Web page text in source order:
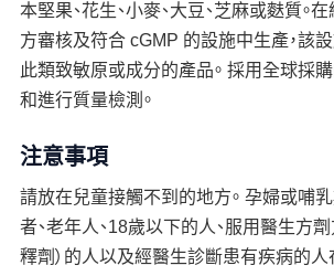
本堅果、花生、小麥、大豆、芝麻或麩質。
方審核及符合 cGMP 的設施中生產，該
此類致敏原或成分的產品。 採用全球採
和進行質量檢測。
注意事項
請放在兒童接觸不到的地方。 孕婦或哺
者、老年人、18歲以下的人、服用醫生方
釋劑）的人以及經醫生診斷患有疾病的